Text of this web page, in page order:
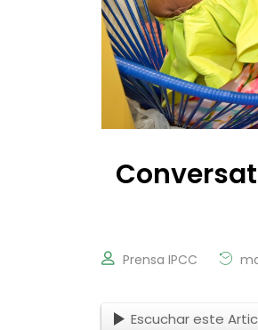
Prensa IPCC
Escuchar este